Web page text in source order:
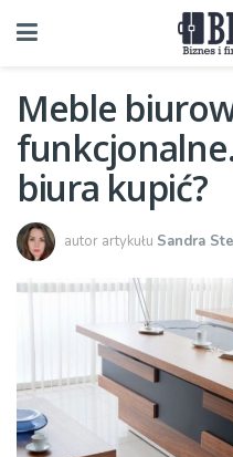
Meble
biura kupić?
autor artykułu Sandra